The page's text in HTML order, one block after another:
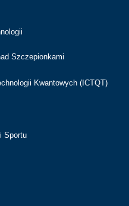
Szczepionkami
Kwantowych (ICTQT)
Sportu